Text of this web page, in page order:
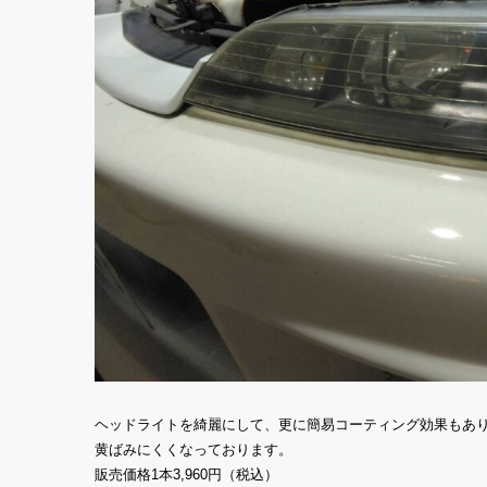
ヘッドライトを綺麗にして、更に簡易コーティング効果もあ
黄ばみにくくなっております。
販売価格1本3,960円（税込）